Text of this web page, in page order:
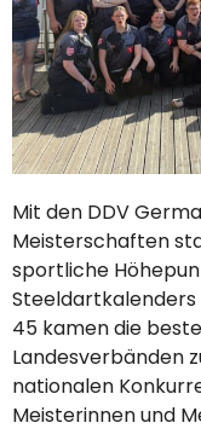
Mit den DDV
Meisterschaften
sportliche
Steeldartkalenders
45 kamen die
Landesverbänden
nationalen
Meisterinnen und